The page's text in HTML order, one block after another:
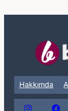
Hakkımda